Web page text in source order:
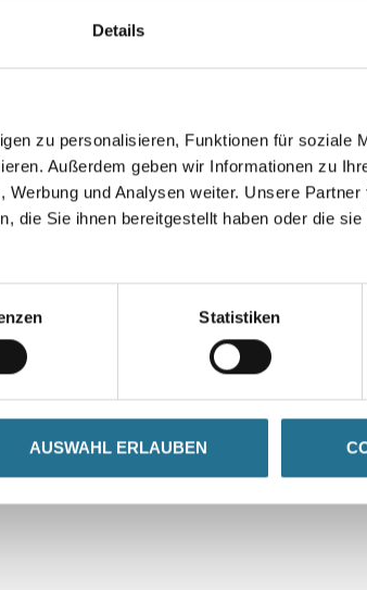
Details
zu personalisieren, Funktionen für soziale
Außerdem geben wir Informationen zu
und Analysen weiter. Unsere
die Sie ihnen bereitgestellt haben oder die
Statistiken
AUSWAHL ERLAUBEN
Gebinde
Umrechnungsfaktoren
GEFAHRENHINWEISE